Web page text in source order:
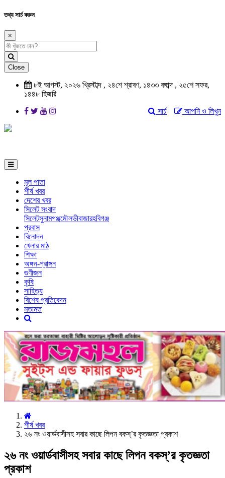
তথ্য সার্চ করুন
×
Close
৮ই আগস্ট, ২০২৬ খ্রিস্টাব্দ , ২৪শে শ্রাবণ, ১৪৩৩ বঙ্গাব্দ , ২৫শে সফর,
১৪৪৮ হিজরি
আপনি ও লিখুন
সার্চ
মূল পাতা
শীর্ষ খবর
দেশের খবর
সিলেট সংবাদ
সিলেটসুনামগঞ্জমৌলভীবাজারহবিগঞ্জ
প্রবাস
বিনোদন
খেলার মাঠ
শিক্ষা
অঙ্গন-প্রাঙ্গন
গুণীজন
কৃষি
সাহিত্য
বিশেষ প্রতিবেদন
মতামত
শীর্ষ খবর
২৬ নং ওয়ার্ডবাসীসহ সবার কাছে লিপন বকস্’র কৃতজ্ঞতা প্রকাশ
২৬ নং ওয়ার্ডবাসীসহ সবার কাছে লিপন বকস্’র কৃতজ্ঞতা
প্রকাশ